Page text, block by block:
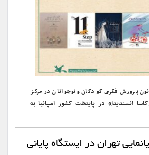
پرورش فکری کودکان و نوجوانان در مرکز
انسندیدا» در پایتخت کشور اسپانیا به
تهران در ایستگاه پایانی